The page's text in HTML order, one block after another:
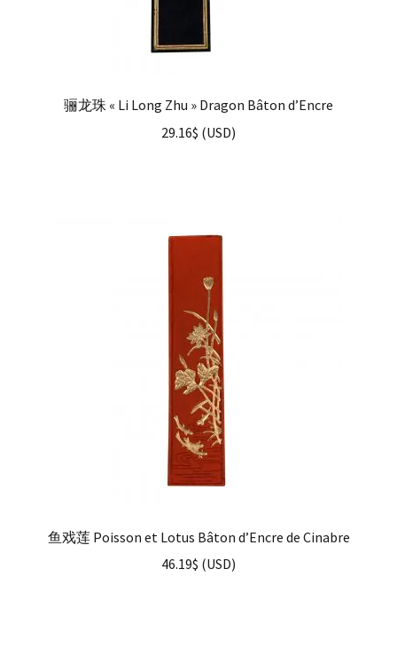
骊龙珠 « Li Long Zhu » Dragon Bâton d’Encre
29.16$ (USD)
鱼戏莲 Poisson et Lotus Bâton d’Encre de Cinabre
46.19$ (USD)